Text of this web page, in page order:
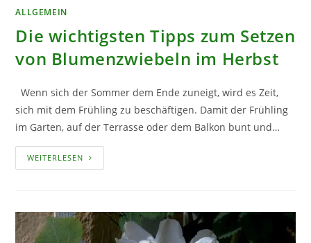
ALLGEMEIN
Die wichtigsten Tipps zum Setzen
von Blumenzwiebeln im Herbst
Wenn sich der Sommer dem Ende zuneigt, wird es Zeit,
sich mit dem Frühling zu beschäftigen. Damit der Frühling
im Garten, auf der Terrasse oder dem Balkon bunt und…
WEITERLESEN DIE
WICHTIGSTEN
BLUMENZWIEBELN
IM
HERBST